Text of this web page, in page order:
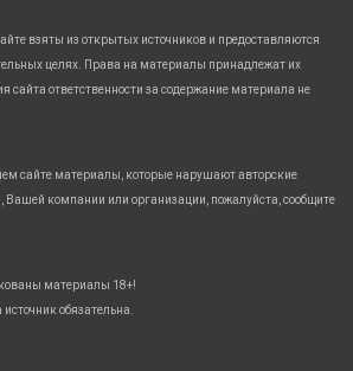
взяты из открытых источников и предоставляются
целях. Права на материалы принадлежат их
ответственности за содержание материала не
сайте материалы, которые нарушают авторские
компании или организации, пожалуйста, сообщите
материалы 18+!
обязательна.